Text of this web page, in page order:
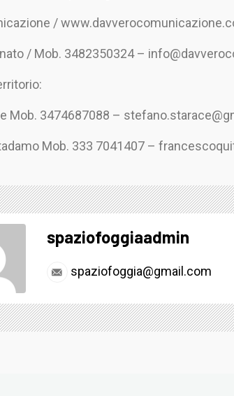
/
/ Mob. 3482350324 –
Mob. 3474687088 –
Mob. 333 7041407 –
spaziofoggiaadmin
spaziofoggia@gmail.com